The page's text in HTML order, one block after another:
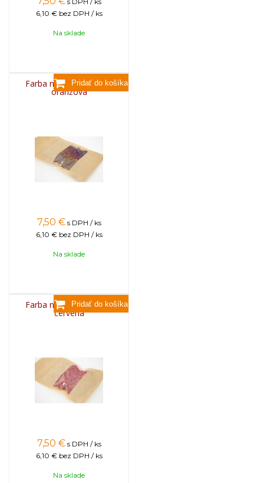
6,10 € bez DPH / ks
Na sklade
Farba na sviečky, 25g -
oranžová
7,50 € s DPH / ks
6,10 € bez DPH / ks
Na sklade
Farba na sviečky, 25g -
červená
7,50 € s DPH / ks
6,10 € bez DPH / ks
Na sklade